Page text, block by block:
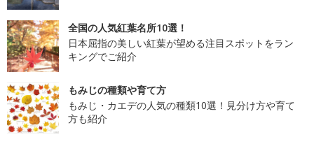
全国の人気紅葉名所10選！
日本屈指の美しい紅葉が望める注目スポットをラン
キングでご紹介
もみじの種類や育て方
もみじ・カエデの人気の種類10選！見分け方や育て
方も紹介